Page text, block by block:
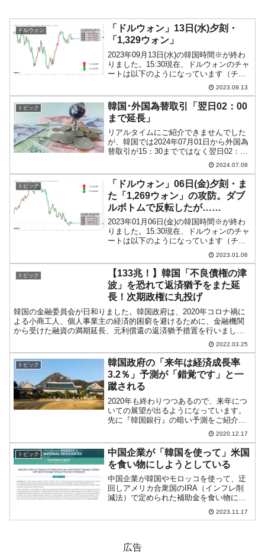
ドルウォン
「ドルウォン」13日(水)夕刻・
「1,329ウォン」
2023年09月13日(水)の韓国時間※が終わ
りました。15:30現在、ドルウォンのチャ
ートは以下のようになっています（チャ
ートは『Investing.com』より引用）。現
在のところ「1ドル＝1,329ウォン」近辺
の攻防となっています。ロ...
2023.09.13
トピック
韓国･外国為替取引「翌日02：00
まで延長」
リアルタイムにご紹介できませんでした
が、韓国では2024年07月01日から外国為
替取引が15：30までではなく翌日02：00
までに延長されました（以下が企画財政
部が出したプレスリリースです）。⇒参
照・引用元：『韓国 企画財政部』公式サ
イト「...
2024.07.08
トピック
「ドルウォン」06日(金)夕刻・ま
た「1,269ウォン」の攻防。ダブ
ルボトムで反転したが……
2023年01月06日(金)の韓国時間※が終わ
りました。15:30現在、ドルウォンのチャ
ートは以下のようになっています（チャ
ートは『Investing.com』より引用）。一
時「1,260ウォン」まで下げましたが、跳
ね返して下ヒゲが長くなっ...
2023.01.06
トピック
【133兆！】韓国「不良債権の津
波」を恐れて返済猶予をまた延
長！次期政権に丸投げ
韓国の金融委員会が日和りました。韓国政府は、2020年コロナ禍に
よる小商工人、個人事業主の経済的困窮を避けるために、金融機関
から受けた融資の満期延長、元利償還の返済猶予措置を行いまし
た。つまり、借りたお金の利子払い、返済を当面しなくてもいい...
2022.03.25
トピック
韓国政府の「来年は経済成長率
3.2％」予測が「錯覚です」と一
蹴される
2020年も終わりつつあるので、来年につ
いての展望が出るようになっています。
先に『韓国銀行』の暗い予測をご紹介し
ましたが、今度は韓国企画財政部から
「2021年の経済政策の方向」という資料
が出ました。この中に経済成長率の予測
があるのですが以下...
2020.12.17
トピック
中国企業が「韓国を使って」米国
を食い物にしようとしている
中国企業が韓国やモロッコを使って、迂
回しアメリカ合衆国のIRA（インフレ削
減法）で定められた補助金を食い物にし
ようとしている――と指摘が出ていま
す。2023年11月13日、合衆国・民主党の
2023.11.17
広告